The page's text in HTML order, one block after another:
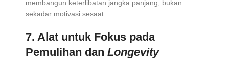
membangun keterlibatan jangka panjang, bukan
sekadar motivasi sesaat.
7. Alat untuk Fokus pada
Pemulihan dan Longevity